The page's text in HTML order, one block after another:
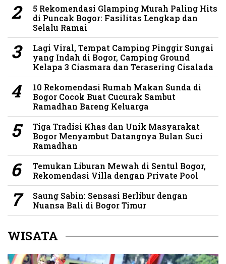
5 Rekomendasi Glamping Murah Paling Hits
di Puncak Bogor: Fasilitas Lengkap dan
Selalu Ramai
Lagi Viral, Tempat Camping Pinggir Sungai
yang Indah di Bogor, Camping Ground
Kelapa 3 Ciasmara dan Terasering Cisalada
10 Rekomendasi Rumah Makan Sunda di
Bogor Cocok Buat Cucurak Sambut
Ramadhan Bareng Keluarga
Tiga Tradisi Khas dan Unik Masyarakat
Bogor Menyambut Datangnya Bulan Suci
Ramadhan
Temukan Liburan Mewah di Sentul Bogor,
Rekomendasi Villa dengan Private Pool
Saung Sabin: Sensasi Berlibur dengan
Nuansa Bali di Bogor Timur
WISATA